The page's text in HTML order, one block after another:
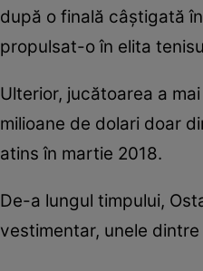
după o finală câștigată
propulsat-o în elita
Ulterior, jucătoarea a
milioane de dolari doar
atins în martie 2018.
De-a lungul timpului,
vestimentar, unele